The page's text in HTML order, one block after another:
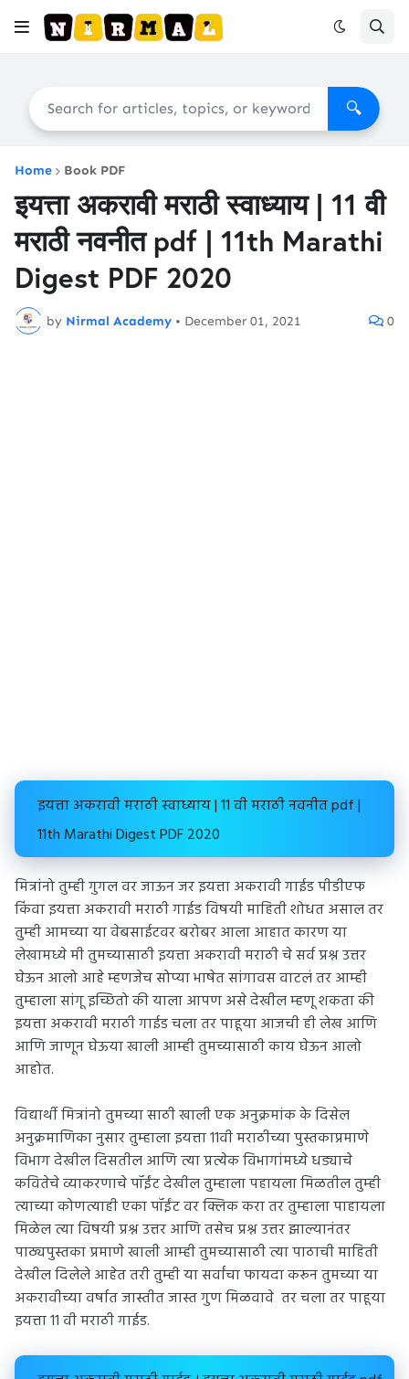
🔍
Home Book PDF
इयत्ता अकरावी मराठी स्वाध्याय | 11 वी
मराठी नवनीत pdf | 11th Marathi
Digest PDF 2020
by Nirmal Academy • December 01, 2021 0
इयत्ता अकरावी मराठी स्वाध्याय | 11 वी मराठी नवनीत pdf |
11th Marathi Digest PDF 2020
मित्रांनो तुम्ही गुगल वर जाऊन जर इयत्ता अकरावी गाईड पीडीएफ
किंवा इयत्ता अकरावी मराठी गाईड विषयी माहिती शोधत असाल तर
तुम्ही आमच्या या वेबसाईटवर बरोबर आला आहात कारण या
लेखामध्ये मी तुमच्यासाठी इयत्ता अकरावी मराठी चे सर्व प्रश्न उत्तर
घेऊन आलो आहे म्हणजेच सोप्या भाषेत सांगावस वाटलं तर आम्ही
तुम्हाला सांगू इच्छितो की याला आपण असे देखील म्हणू शकता की
इयत्ता अकरावी मराठी गाईड चला तर पाहूया आजची ही लेख आणि
आणि जाणून घेऊया खाली आम्ही तुमच्यासाठी काय घेऊन आलो
आहोत.
विद्यार्थी मित्रांनो तुमच्या साठी खाली एक अनुक्रमांक के दिसेल
अनुक्रमाणिका नुसार तुम्हाला इयत्ता 11वी मराठीच्या पुस्तकाप्रमाणे
विभाग देखील दिसतील आणि त्या प्रत्येक विभागांमध्ये धड्याचे
कवितेचे व्याकरणाचे पॉईंट देखील तुम्हाला पहायला मिळतील तुम्ही
त्याच्या कोणत्याही एका पॉईंट वर क्लिक करा तर तुम्हाला पाहायला
मिळेल त्या विषयी प्रश्न उत्तर आणि तसेच प्रश्न उत्तर झाल्यानंतर
पाठ्यपुस्तका प्रमाणे खाली आम्ही तुमच्यासाठी त्या पाठाची माहिती
देखील दिलेले आहेत तरी तुम्ही या सर्वांचा फायदा करून तुमच्या या
अकरावीच्या वर्षात जास्तीत जास्त गुण मिळवावे तर चला तर पाहूया
इयत्ता 11 वी मराठी गाईड.